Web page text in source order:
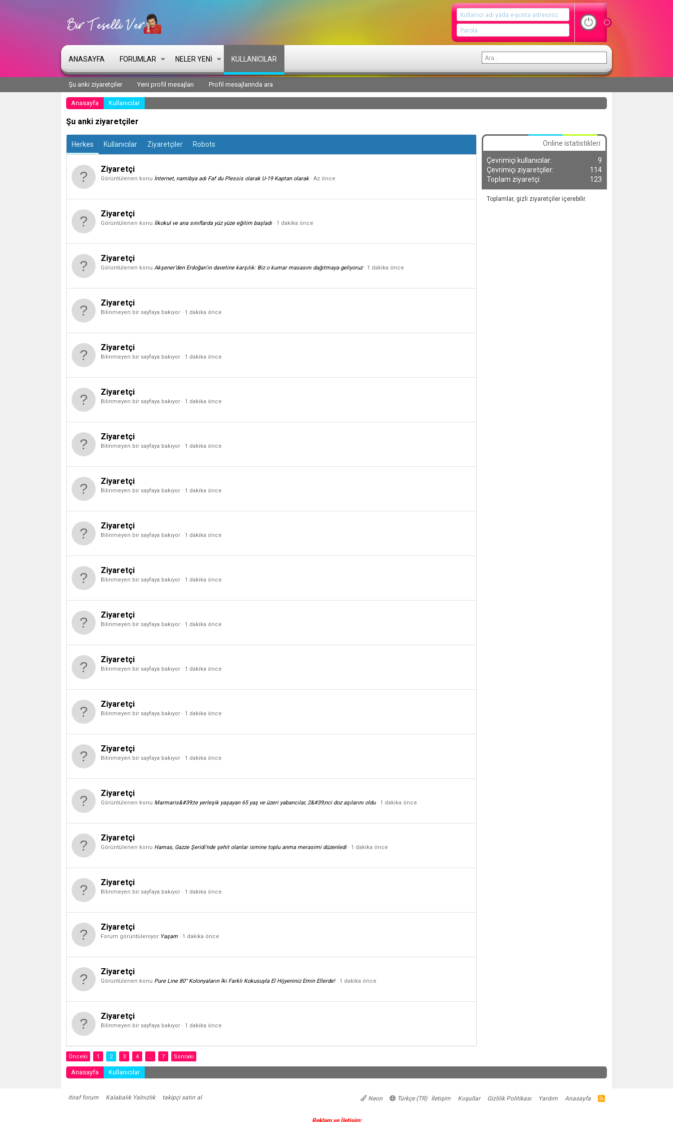
ANASAYFA FORUMLAR NELER YENI KULLANICILAR
Şu anki ziyaretçiler Yeni profil mesajları Profil mesajlarında ara
Anasayfa Kullanıcılar
Şu anki ziyaretçiler
Herkes Kullanıcılar Ziyaretçiler Robots
Ziyaretçi
Görüntülenen konu İnternet, namibya adı Faf du Plessis olarak U-19 Kaptan olarak Az önce
Ziyaretçi
Görüntülenen konu İlkokul ve ana sınıflarda yüz yüze eğitim başladı 1 dakika önce
Ziyaretçi
Görüntülenen konu Akşener’den Erdoğan’ın davetine karşılık: Biz o kumar masasını dağıtmaya geliyoruz 1 dakika önce
Ziyaretçi
Bilinmeyen bir sayfaya bakıyor 1 dakika önce
Ziyaretçi
Bilinmeyen bir sayfaya bakıyor 1 dakika önce
Ziyaretçi
Bilinmeyen bir sayfaya bakıyor 1 dakika önce
Ziyaretçi
Bilinmeyen bir sayfaya bakıyor 1 dakika önce
Ziyaretçi
Bilinmeyen bir sayfaya bakıyor 1 dakika önce
Ziyaretçi
Bilinmeyen bir sayfaya bakıyor 1 dakika önce
Ziyaretçi
Bilinmeyen bir sayfaya bakıyor 1 dakika önce
Ziyaretçi
Bilinmeyen bir sayfaya bakıyor 1 dakika önce
Ziyaretçi
Bilinmeyen bir sayfaya bakıyor 1 dakika önce
Ziyaretçi
Bilinmeyen bir sayfaya bakıyor 1 dakika önce
Ziyaretçi
Bilinmeyen bir sayfaya bakıyor 1 dakika önce
Ziyaretçi
Görüntülenen konu Marmaris&#39;te yerleşik yaşayan 65 yaş ve üzeri yabancılar, 2&#39;nci doz aşılarını oldu 1 dakika önce
Ziyaretçi
Görüntülenen konu Hamas, Gazze Şeridi’nde şehit olanlar ismine toplu anma merasimi düzenledi 1 dakika önce
Ziyaretçi
Bilinmeyen bir sayfaya bakıyor 1 dakika önce
Ziyaretçi
Forum görüntüleniyor Yaşam 1 dakika önce
Ziyaretçi
Görüntülenen konu Pure Line 80° Kolonyaların İki Farklı Kokusuyla El Hijyeniniz Emin Ellerde! 1 dakika önce
Ziyaretçi
Bilinmeyen bir sayfaya bakıyor 1 dakika önce
Önceki 1 2 3 4 … 7 Sonraki
Online istatistikleri
Çevrimiçi kullanıcılar
9
Çevrimiçi ziyaretçiler
114
Toplam ziyaretçi
123
Toplamlar, gizli ziyaretçiler içerebilir.
Anasayfa Kullanıcılar
Neon Türkçe (TR) İletişim Koşullar Gizlilik Politikası Yardım Anasayfa
R
itiraf forum Kalabalık Yalnızlık takipçi satın al
Reklam ve İletişim: